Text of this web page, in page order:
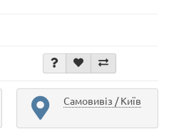
Самовивіз / Київ